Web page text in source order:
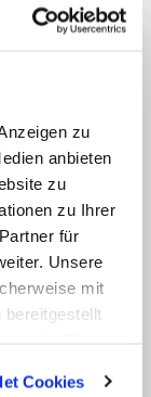
zu
anbieten
zu
zu Ihrer
für
Unsere
mit
bereitgestellt
Cookies
von uns
sein,
und
von
und zog
Amboss: